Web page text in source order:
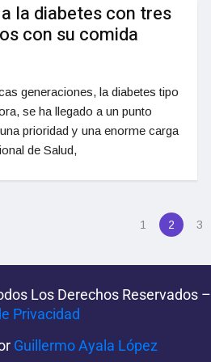
la diabetes con tres
con su comida
generaciones, la diabetes tipo
se ha llegado a un punto
prioridad y una enorme carga
de Salud,
1 2 3
Los Derechos Reservados –
Privacidad‌­
Guillermo Ayala López